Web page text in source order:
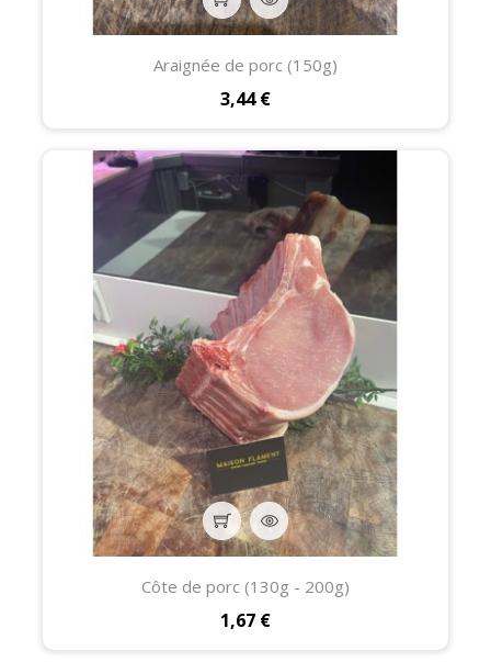
Araignée de porc (150g)
Prix
3,44 €
Côte de porc (130g - 200g)
Prix
1,67 €